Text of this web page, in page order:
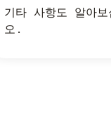
기타 사항도 알아보
오.